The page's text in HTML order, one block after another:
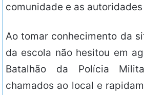
comunidade e as
Ao tomar conhecimento da
da escola não hesitou em
Batalhão da Polícia
chamados ao local e